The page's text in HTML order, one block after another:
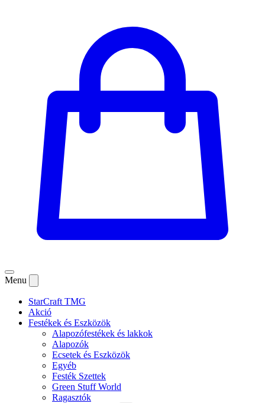
Menu
StarCraft TMG
Akció
Festékek és Eszközök
Alapozófestékek és lakkok
Alapozók
Ecsetek és Eszközök
Egyéb
Festék Szettek
Green Stuff World
Ragasztók